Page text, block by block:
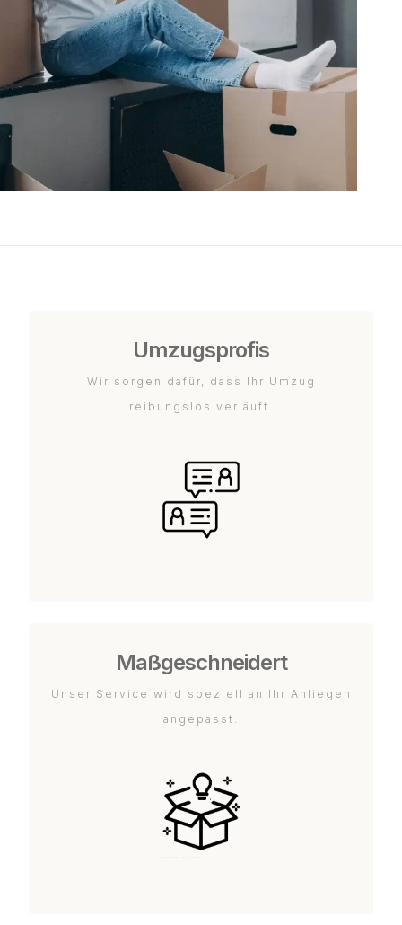
Umzugsprofis
Wir sorgen dafür, dass Ihr Umzug
reibungslos verläuft.
Maßgeschneidert
Unser Service wird speziell an Ihr Anliegen
angepasst.